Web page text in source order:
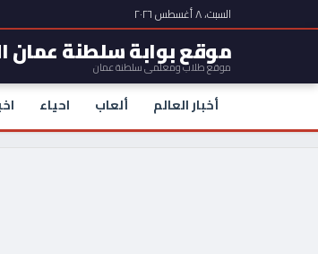
السبت، ٨ أغسطس ٢٠٢٦
موقع بوابة سلطنة عمان
موقع طلاب ومعلمي سلطنة عمان
أخبار العالم ألعاب احياء